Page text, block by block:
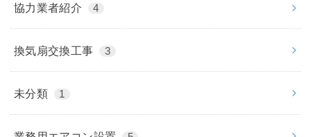
協力業者紹介 4
換気扇交換工事 3
未分類 1